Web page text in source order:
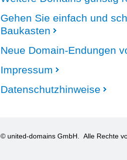
Gehen Sie einfach und
Baukasten
Neue Domain-Endungen
Impressum
Datenschutzhinweise
© united-domains GmbH. Alle Rechte